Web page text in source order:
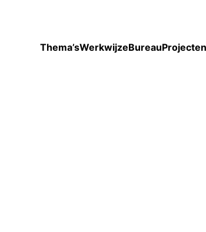
Thema’sWerkwijzeBureauProjecten